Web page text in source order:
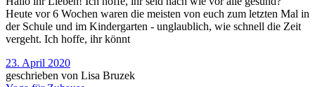
Heute vor 6 Wochen waren die meisten von euch zum letzten Mal in
der Schule und im Kindergarten - unglaublich, wie schnell die Zeit
vergeht. Ich hoffe, ihr könnt
23. April 2020
geschrieben von Lisa Bruzek